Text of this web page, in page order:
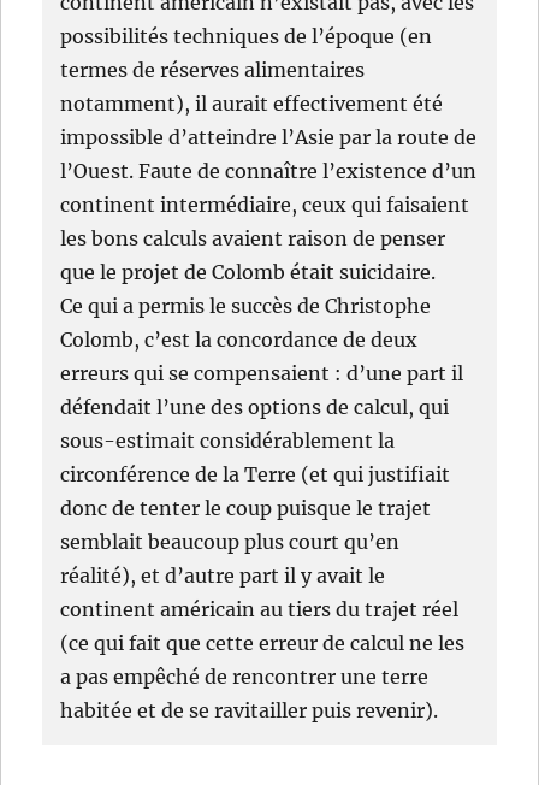
possibilités techniques de l’époque (en
termes de réserves alimentaires
notamment), il aurait effectivement été
impossible d’atteindre l’Asie par la route de
l’Ouest. Faute de connaître l’existence d’un
continent intermédiaire, ceux qui faisaient
les bons calculs avaient raison de penser
que le projet de Colomb était suicidaire.
Ce qui a permis le succès de Christophe
Colomb, c’est la concordance de deux
erreurs qui se compensaient : d’une part il
défendait l’une des options de calcul, qui
sous-estimait considérablement la
circonférence de la Terre (et qui justifiait
donc de tenter le coup puisque le trajet
semblait beaucoup plus court qu’en
réalité), et d’autre part il y avait le
continent américain au tiers du trajet réel
(ce qui fait que cette erreur de calcul ne les
a pas empêché de rencontrer une terre
habitée et de se ravitailler puis revenir).